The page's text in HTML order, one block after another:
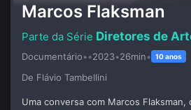
Marcos Flaksman
Diretores de
Documentário••2023•26min• 10 anos
De Flávio Tambellini
Uma conversa com Marcos